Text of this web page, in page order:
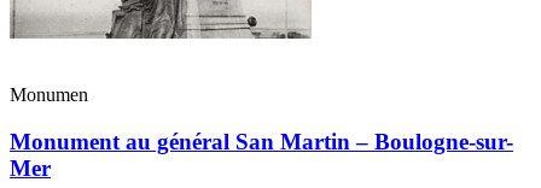
Monumen
Monument au général San Martin – Boulogne-sur-
Mer